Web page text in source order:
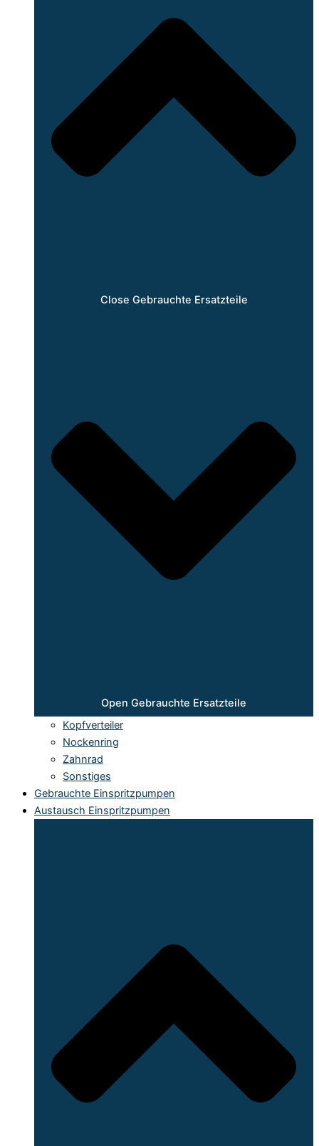
Close Gebrauchte Ersatzteile
Open Gebrauchte Ersatzteile
Kopfverteiler
Nockenring
Zahnrad
Sonstiges
Gebrauchte Einspritzpumpen
Austausch Einspritzpumpen